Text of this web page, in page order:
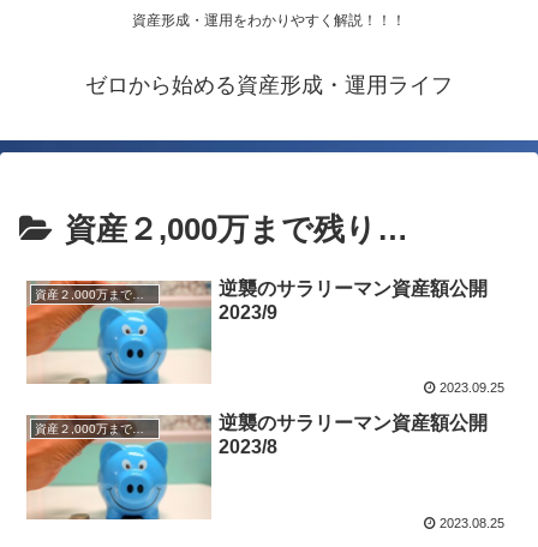
資産形成・運用をわかりやすく解説！！！
ゼロから始める資産形成・運用ライフ
資産２,000万まで残り…
逆襲のサラリーマン資産額公開
2023/9
2023.09.25
資産２,000万まで残り…
逆襲のサラリーマン資産額公開
2023/8
2023.08.25